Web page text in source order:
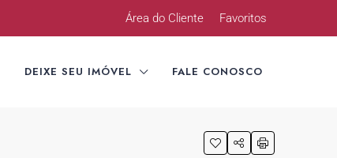
Área do Cliente Favoritos
DEIXE SEU IMÓVEL FALE CONOSCO